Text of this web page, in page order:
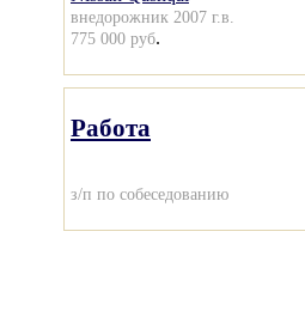
внедорожник 2007 г.в.
775 000 руб.
Работа
з/п по собеседованию